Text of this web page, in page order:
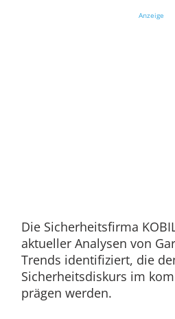
Anzeige
Die Sicherheitsfirma
aktueller Analysen von
Trends identifiziert, die
Sicherheitsdiskurs im
prägen werden.